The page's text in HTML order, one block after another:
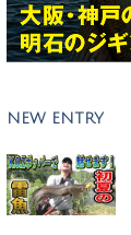
NEW ENTRY